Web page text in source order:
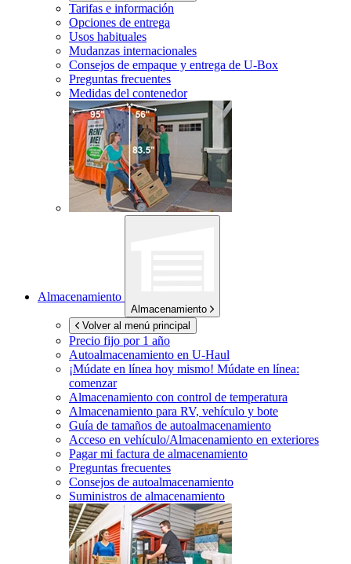
Tarifas e información
Opciones de entrega
Usos habituales
Mudanzas internacionales
Consejos de empaque y entrega de U-Box
Preguntas frecuentes
Medidas del contenedor
Almacenamiento
Almacenamiento
Volver al menú principal
Precio fijo por 1 año
Autoalmacenamiento en U-Haul
¡Múdate en línea hoy mismo! Múdate en línea:
comenzar
Almacenamiento con control de temperatura
Almacenamiento para RV, vehículo y bote
Guía de tamaños de autoalmacenamiento
Acceso en vehículo/Almacenamiento en exteriores
Pagar mi factura de almacenamiento
Preguntas frecuentes
Consejos de autoalmacenamiento
Suministros de almacenamiento